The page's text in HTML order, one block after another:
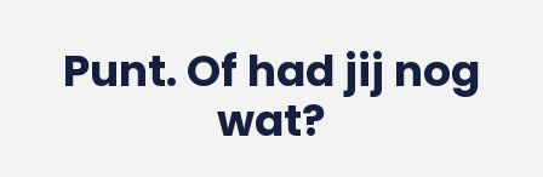
Punt. Of had jij nog
wat?